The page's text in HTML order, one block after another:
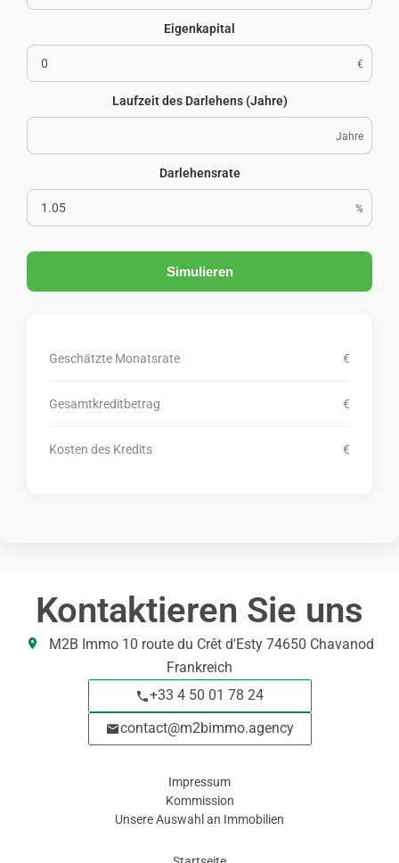
Eigenkapital
€
Laufzeit des Darlehens (Jahre)
Jahre
Darlehensrate
%
Simulieren
Geschätzte Monatsrate €
Gesamtkreditbetrag €
Kosten des Kredits €
Kontaktieren Sie uns
M2B Immo10 route du Crêt d'Esty 74650 Chavanod
Frankreich
+33 4 50 01 78 24
contact@m2bimmo.agency
Impressum
Kommission
Unsere Auswahl an Immobilien